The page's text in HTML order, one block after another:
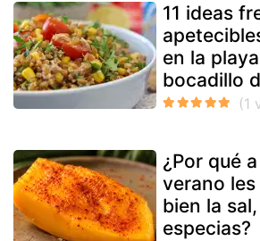
11 ideas
en la
bocadillo
¿Por qué
verano
bien la
especias?